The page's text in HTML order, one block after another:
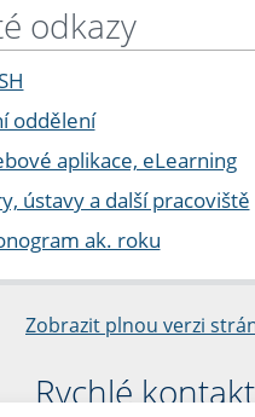
odkazy
oddělení
aplikace, eLearning
ústavy a další pracoviště
ak. roku
Zobrazit plnou verzi
Rychlé